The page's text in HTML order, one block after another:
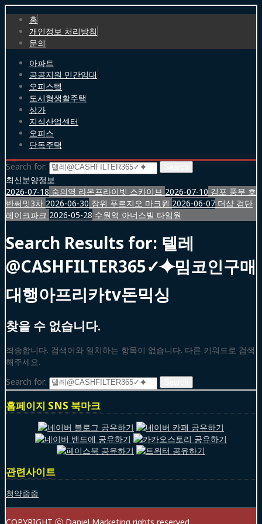
홈
개인정보 처리방침
문의
아파트
공공지원 민간임대
오피스텔
도시형생활주택
상가
지식산업센터
오피스
단독주택
Search for:
최신분양정보
2026-07-18 숭의역 라온프라이빗 스카이브 2026-07-10 김포 풍무 호
반써밋3차 2026-06-30 장위 푸르지오 마크원 2026-06-07 더샵 검단
레이크파크 2026-05-28 수원역 아너스빌 타임원
Search Results for: 텔레
@CASHFILTER365✓⯌밈코인구매
대행아프리카tv돈믹싱
찾을 수 없습니다.
죄송합니다. 검색어와 일치하는 항목이 없습니다. 다른 키워드로 검색
해주세요.
Search for:
홈페이지 SNS 북마크
관련사이트
청약줍줍